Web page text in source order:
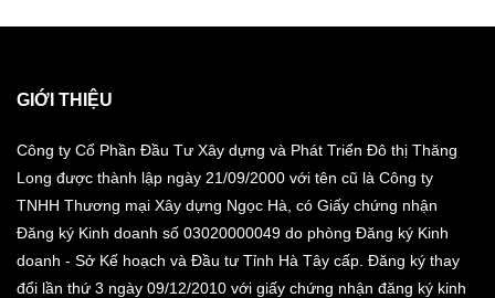
GIỚI THIỆU
Công ty Cổ Phần Đầu Tư Xây dựng và Phát Triển Đô thị Thăng
Long được thành lập ngày 21/09/2000 với tên cũ là Công ty
TNHH Thương mại Xây dựng Ngọc Hà, có Giấy chứng nhận
Đăng ký Kinh doanh số 03020000049 do phòng Đăng ký Kinh
doanh - Sở Kế hoạch và Đầu tư Tỉnh Hà Tây cấp. Đăng ký thay
đổi lần thứ 3 ngày 09/12/2010 với giấy chứng nhận đăng ký kinh